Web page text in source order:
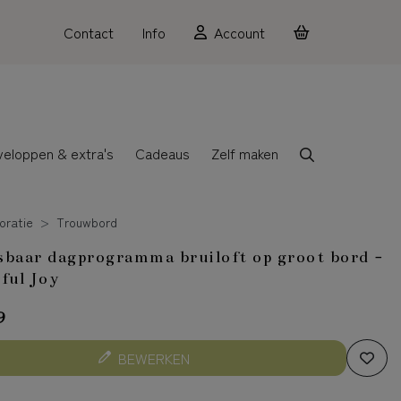
Contact Info Account
& extra's Cadeaus Zelf maken
Trouwbord
dagprogramma bruiloft op groot bord -
Joy
BEWERKEN